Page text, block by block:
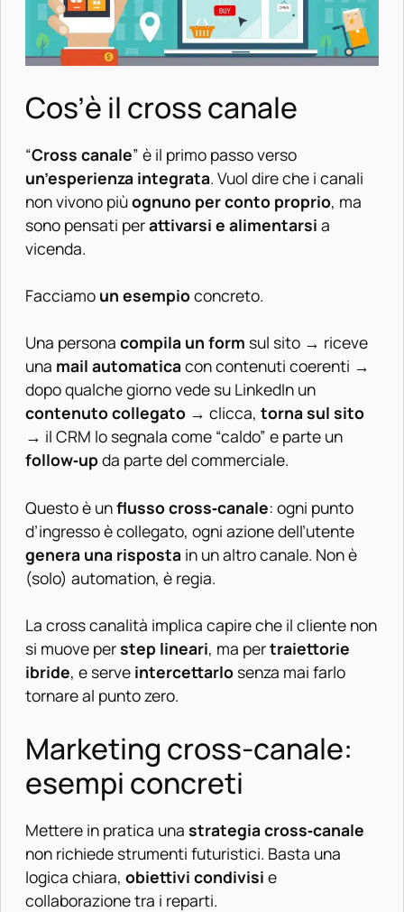
Cos’è il cross canale
“Cross canale” è il primo passo verso
un’esperienza integrata. Vuol dire che i canali
non vivono piùognuno per conto proprio, ma
sono pensati perattivarsi e alimentarsi a
vicenda.
Facciamo un esempioconcreto.
Una persona compila un form sul sito → riceve
una mail automatica con contenuti coerenti →
dopo qualche giorno vede su LinkedIn un
contenuto collegato→ clicca, torna sul sito
→ il CRM lo segnala come “caldo” e parte un
follow‑upda parte del commerciale.
Questo è unflusso cross‑canale: ogni punto
d’ingresso è collegato, ogni azione dell’utente
genera una risposta in un altro canale. Non è
(solo) automation, è regia.
La cross canalità implica capire che il cliente non
si muove perstep lineari, ma pertraiettorie
ibride, e serve intercettarlosenza mai farlo
tornare al punto zero.
Marketing cross-canale:
esempi concreti
Mettere in pratica una strategia cross‑canale
non richiede strumenti futuristici. Basta una
logica chiara, obiettivi condivisi e
collaborazione tra i reparti.